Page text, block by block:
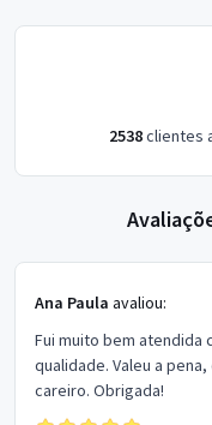
2538clientes
Ana Paula avaliou:
Fui muito bem atendida
qualidade. Valeu a
careiro. Obrigada!